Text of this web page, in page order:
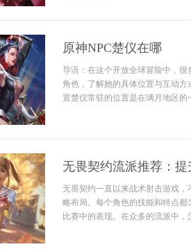
原神NPC楚仪在哪
导语：在这个开放全球冒险中，
角色，了解她的具体位置与互动
置楚仪常驻的位置是在璃月地区
无畏契约流派推荐：
无畏契约一直以来战术射击游戏
略布局。每个角色的技能和特点
比赛中的表现。在众多的流派中